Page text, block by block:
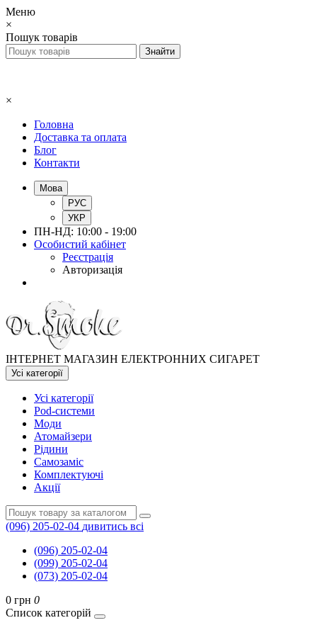
Меню
×
Пошук товарів
×
Головна
Доставка та оплата
Блог
Контакти
Мова
РУС
УКР
ПН-НД: 10:00 - 19:00
Особистий кабінет
Реєстрація
Авторизація
ІНТЕРНЕТ МАГАЗИН ЕЛЕКТРОННИХ СИГАРЕТ
Усі категорії
Усі категорії
Pod-системи
Моди
Атомайзери
Рідини
Самозаміс
Комплектуючі
Акції
(096) 205-02-04 дивитись всі
(096) 205-02-04
(099) 205-02-04
(073) 205-02-04
0 грн 0
Список категорій